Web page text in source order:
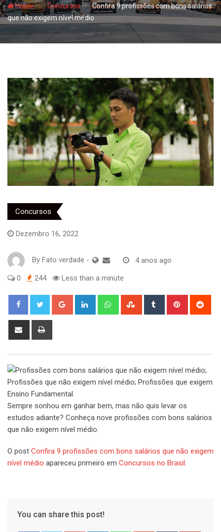
Home- hjConcursos- hjConfira 9 profissões com bons salários
que não exigem nível médio
Concursos
Dezembro 16, 2022
By Fato verdade - 4 anos ago
0 244 Less than a minute
Google+ LinkedIn WhatsappStumbleUpon
Tumblr Pinterest
Share
Sempre sonhou em ganhar bem, mas não quis levar os
estudos adiante? Conheça nove profissões com bons salários
que não exigem nível médio.
O post Confira 9 profissões com bons salários que não exigem
nível médio apareceu primeiro em Concursos no Brasil.
You can share this post!